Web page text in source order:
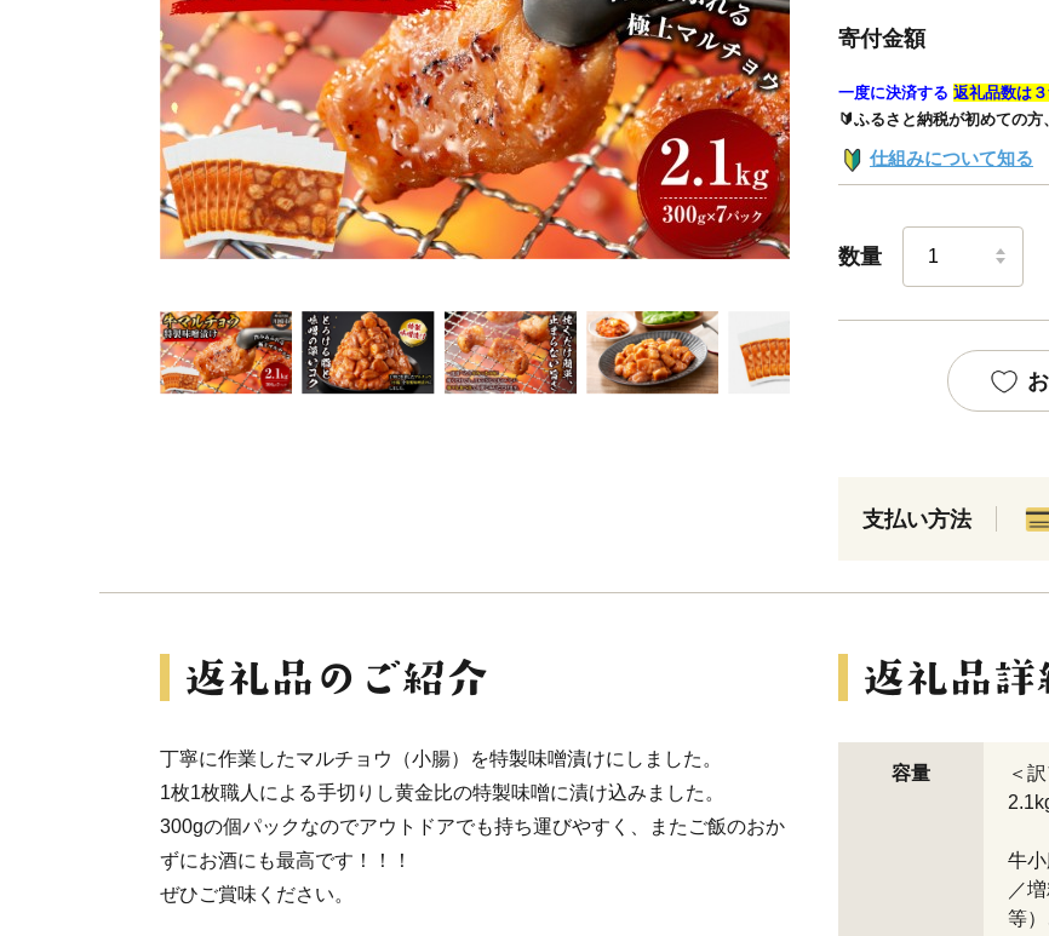
寄付金額
一度に決済する 返礼品数は
🔰ふるさと納税が初めての
仕組みについて知る
数量
支払い方法
丁寧に作業したマルチョウ（小腸）を特製味噌漬けにしました。
1枚1枚職人による手切りし黄金比の特製味噌に漬け込みました。
300gの個パックなのでアウトドアでも持ち運びやすく、またご飯のおか
ずにお酒にも最高です！！！
ぜひご賞味ください。
容量
＜
牛
／
等